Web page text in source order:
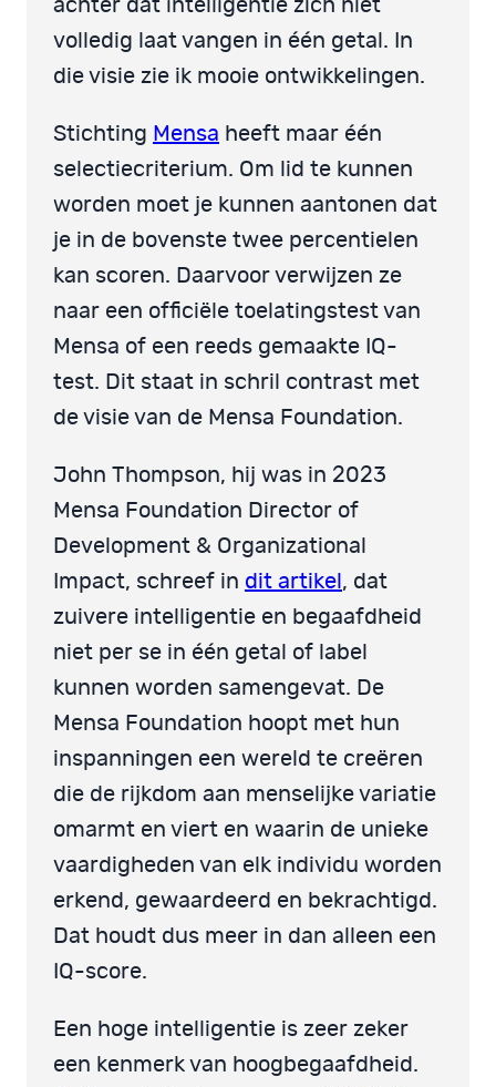
achter dat intelligentie zich niet
volledig laat vangen in één getal. In
die visie zie ik mooie ontwikkelingen.
Stichting Mensa heeft maar één
selectiecriterium. Om lid te kunnen
worden moet je kunnen aantonen dat
je in de bovenste twee percentielen
kan scoren. Daarvoor verwijzen ze
naar een officiële toelatingstest van
Mensa of een reeds gemaakte IQ-
test. Dit staat in schril contrast met
de visie van de Mensa Foundation.
John Thompson, hij was in 2023
Mensa Foundation Director of
Development & Organizational
Impact, schreef in dit artikel , dat
zuivere intelligentie en begaafdheid
niet per se in één getal of label
kunnen worden samengevat. De
Mensa Foundation hoopt met hun
inspanningen een wereld te creëren
die de rijkdom aan menselijke variatie
omarmt en viert en waarin de unieke
vaardigheden van elk individu worden
erkend, gewaardeerd en bekrachtigd.
Dat houdt dus meer in dan alleen een
IQ-score.
Een hoge intelligentie is zeer zeker
een kenmerk van hoogbegaafdheid.